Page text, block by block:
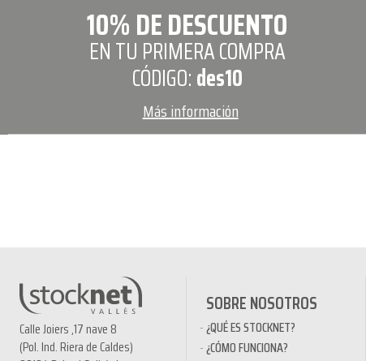
10% DE DESCUENTO
EN TU PRIMERA COMPRA
CÓDIGO:des10
Más información
Calle Joiers ,17 nave 8
(Pol. Ind. Riera de Caldes)
SOBRE NOSOTROS
¿QUÉ ES STOCKNET?
¿CÓMO FUNCIONA?